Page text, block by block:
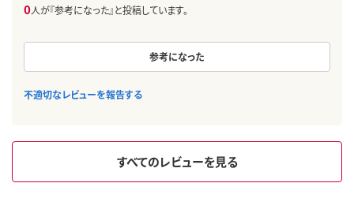
0人が『参考になった』と投稿しています。
参考になった
不適切なレビューを報告する
すべてのレビューを見る